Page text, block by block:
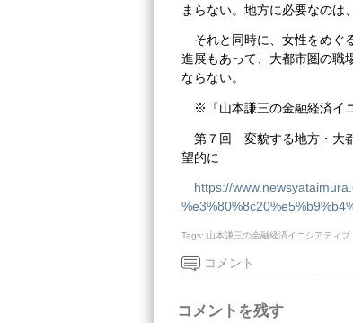
まらない。地方に必要なのは
それと同時に、女性をめぐ
進展もあって、大都市圏の職
ならない。
※『山本謙三の金融経済イ
第７回 変貌する地方・大
望的に
https://
Tags: 山本謙三の金融経済イニシアティブ
コメント
コメントを残す